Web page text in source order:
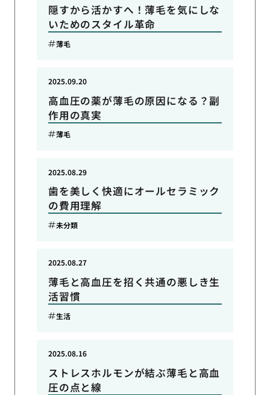
隠すから活かすへ！薄毛を気にしな
いためのスタイル革命
薄毛
高血圧の薬が薄毛の原因になる？副
作用の真実
2025.09.20
薄毛
歯を美しく快適にオールセラミック
の費用理解
2025.08.29
未分類
薄毛と高血圧を招く共通の悪しき生
活習慣
2025.08.27
生活
ストレスホルモンが結ぶ薄毛と高血
圧の点と線
2025.08.16